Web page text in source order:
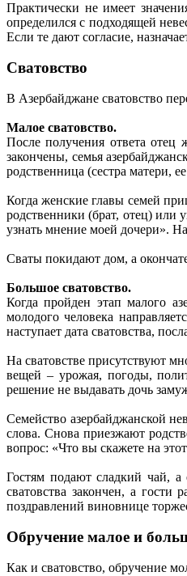
Практически не имеет
определился с подходящей
Если те дают согласие,
Сватовство
В Азербайджане сватовство
Малое сватовство.
После получения ответа отец
закончены, семья
родственница (сестра матери,
Когда женские главы семей
родственники (брат, отец) или
узнать мнение моей дочери».
Сваты покидают дом, а
Большое сватовство.
Когда пройден этап малого
молодого человека
наступает дата сватовства,
На сватовстве присутствуют
вещей – урожая, погоды,
решение не выдавать дочь
Семейство азербайджанской
слова. Снова приезжают
вопрос: «Что вы скажете на
Гостям подают сладкий чай, а
сватовства закончен, а
поздравлений виновнице
Обручение малое и
Как и сватовство, обручение